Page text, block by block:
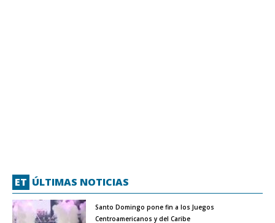
ET ÚLTIMAS NOTICIAS
Santo Domingo pone fin a los Juegos
Centroamericanos y del Caribe